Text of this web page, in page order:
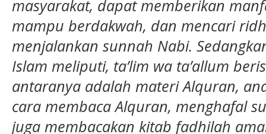
masyarakat, dapat memberikan
mampu berdakwah, dan mencari
menjalankan sunnah Nabi.
Islam meliputi, ta’lim wa ta’allum
antaranya adalah materi Alquran,
cara membaca Alquran, menghafal
juga membacakan kitab fadhilah